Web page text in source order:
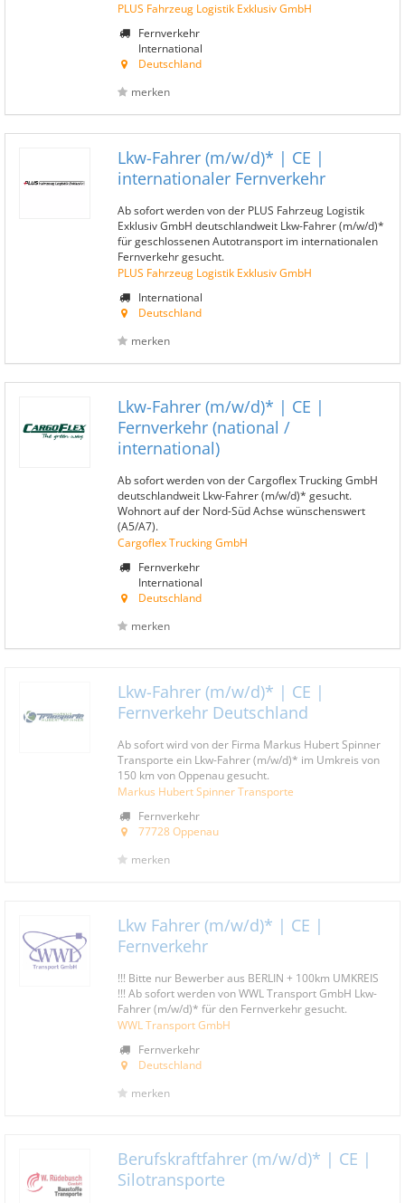
PLUS Fahrzeug Logistik Exklusiv GmbH
Fernverkehr
International
Deutschland
merken
Lkw-Fahrer (m/w/d)* | CE |
internationaler Fernverkehr
Ab sofort werden von der PLUS Fahrzeug Logistik
Exklusiv GmbH deutschlandweit Lkw-Fahrer (m/w/d)*
für geschlossenen Autotransport im internationalen
Fernverkehr gesucht.
PLUS Fahrzeug Logistik Exklusiv GmbH
International
Deutschland
merken
Lkw-Fahrer (m/w/d)* | CE |
Fernverkehr (national /
international)
Ab sofort werden von der Cargoflex Trucking GmbH
deutschlandweit Lkw-Fahrer (m/w/d)* gesucht.
Wohnort auf der Nord-Süd Achse wünschenswert
(A5/A7).
Cargoflex Trucking GmbH
Fernverkehr
International
Deutschland
merken
Lkw-Fahrer (m/w/d)* | CE |
Fernverkehr Deutschland
Ab sofort wird von der Firma Markus Hubert Spinner
Transporte ein Lkw-Fahrer (m/w/d)* im Umkreis von
150 km von Oppenau gesucht.
Markus Hubert Spinner Transporte
Fernverkehr
77728 Oppenau
merken
Lkw Fahrer (m/w/d)* | CE |
Fernverkehr
!!! Bitte nur Bewerber aus BERLIN + 100km UMKREIS
!!! Ab sofort werden von WWL Transport GmbH Lkw-
Fahrer (m/w/d)* für den Fernverkehr gesucht.
WWL Transport GmbH
Fernverkehr
Deutschland
merken
Berufskraftfahrer (m/w/d)* | CE |
Silotransporte